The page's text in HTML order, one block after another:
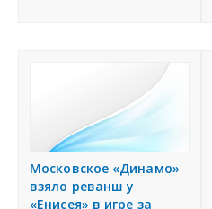
Московское «Динамо»
взяло реванш у
«Енисея» в игре за